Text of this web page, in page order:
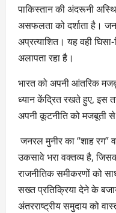
पाकिस्तान की अंदरूनी
असफलता को दर्शाता है।
अप्रत्याशित। यह वही
अलापता रहा है।
भारत को अपनी आंतरिक
ध्यान केंद्रित रखते हुए, इस
अपनी कूटनीति को मजबूती से
जनरल मुनीर का “शाह रग”
उकसावे भरा वक्तव्य है,
राजनीतिक समीकरणों को
सख्त प्रतिक्रिया देने के
अंतरराष्ट्रीय समुदाय को